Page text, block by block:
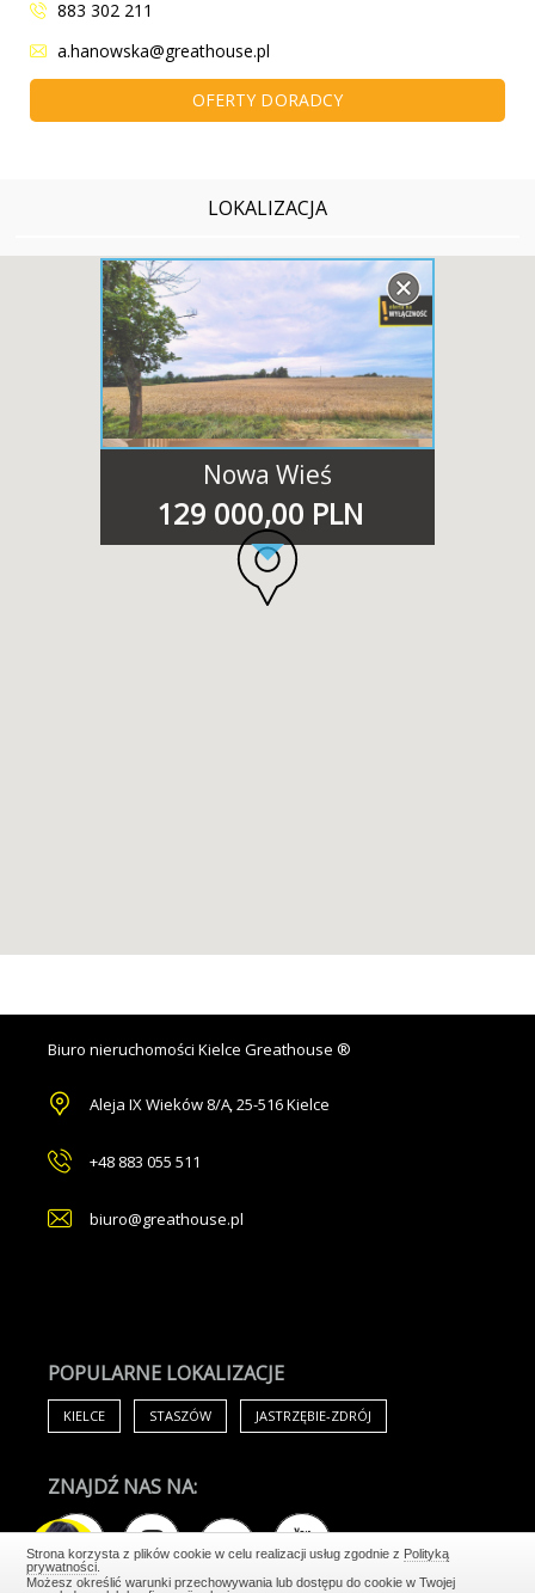
883 302 211
a.hanowska@greathouse.pl
OFERTY DORADCY
LOKALIZACJA
Nowa Wieś
129 000,00 PLN
Biuro nieruchomości Kielce Greathouse ®
Aleja IX Wieków 8/A,25-516 Kielce
+48 883 055 511
biuro@greathouse.pl
POPULARNE LOKALIZACJE
KIELCE STASZÓW JASTRZĘBIE-ZDRÓJ
ZNAJDŹ NAS NA:
Strona korzysta z plików cookie w celu realizacji usług zgodnie z Polityką
prywatności
Możesz określić warunki przechowywania lub dostępu do cookie w Twojej